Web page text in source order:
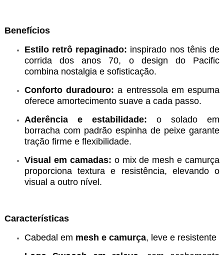
Benefícios
Estilo retrô repaginado: inspirado nos tênis de
corrida dos anos 70, o design do Pacific
combina nostalgia e sofisticação.
Conforto duradouro: a entressola em espuma
oferece amortecimento suave a cada passo.
Aderência e estabilidade: o solado em
borracha com padrão espinha de peixe garante
tração firme e flexibilidade.
Visual em camadas: o mix de mesh e camurça
proporciona textura e resistência, elevando o
visual a outro nível.
Características
Cabedal em mesh e camurça, leve e resistente